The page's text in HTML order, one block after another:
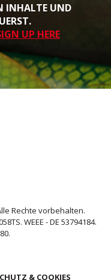
INHALTE UND
UP HERE
Rechte vorbehalten.
WEEE - DE 53794184.
& COOKIES